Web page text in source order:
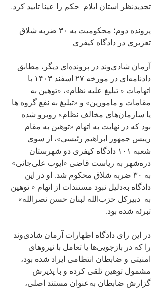
تجدیدنظر استان ایلام  حکم را عینا تایید کرد.
پرونده دوم؛ محکومیت به ۳۰ ضربه شلاق
تعزیری در دادگاه کیفری
آرمان شادی‌وند در پرونده‌ای دیگر، مطابق
دادنامه‌ای در مورخه ۲۷ اسفند ۱۴۰۳ با
اتهامات « تبلیغ علیه نظام»، «توهین به
مقامات و مامورین» و «تبلیغ به نفع گروه ها
یا سازمان‌های مخالف نظام» روبرو شده
بود که در نهایت به اتهام «توهین به مقام
رییس جمهور ابراهیم رئیسی»، از سوی
شعبه ۱۰۱ دادگاه کیفری دو شهرستان
دره‌شهر به ریاست قاضی «ایوب علی‌جانی»
به ۳۰ ضربه شلاق محکوم شد. او در این
دادگاه به‌دلیل نبود مستندات از اتهام « توهین
به  دبیرکل حزب‌الله لبنان حسن نصرالله»
تبرئه شده بود.
در این رای دادگاه اظهارات آرمان شادی‌وند
را که در بازجویی‌ها یا تعامل با نیروهای
امنیتی و ضابطان انتظامی ایراد شده بود،
مشمول توهین تلقی کرده و با پذیرش
گزارش ضابطان به‌عنوان مستند اصلی،